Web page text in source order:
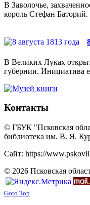
В Заволочье,
король Стефан
В Великих Луках
губернии. Инициатива
Контакты
© ГБУК "Псковская
библиотека им. В. Я.
Сайт: https://
© 2026 Псковская
Goto Top